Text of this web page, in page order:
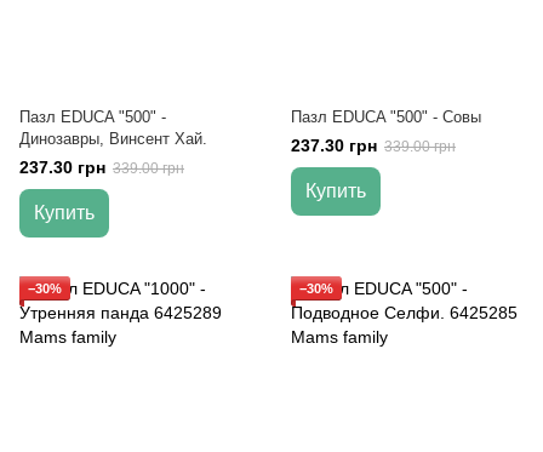
Пазл EDUCA "500" -
Динозавры, Винсент Хай.
237.30 грн 339.00 грн
Купить
Пазл EDUCA "500" - Совы
237.30 грн 339.00 грн
Купить
−30% −30%